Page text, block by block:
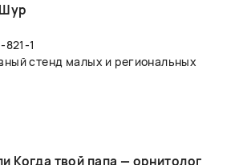
1
стенд малых и региональных
Когда твой папа — орнитолог